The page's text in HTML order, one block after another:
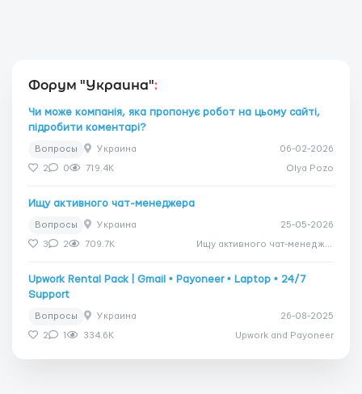
Форум "Украина":
Чи може компанія, яка пропонує робот на цьому сайті,
підробити коментарі?
Вопросы Украина 06-02-2026
2 0 719.4K Olya Pozo
Ищу активного чат-менеджера
Вопросы Украина 25-05-2026
3 2 709.7K
Upwork Rental Pack | Gmail • Payoneer • Laptop • 24/7
Support
Вопросы Украина 26-08-2025
2 1 334.6K Upwork and Payoneer